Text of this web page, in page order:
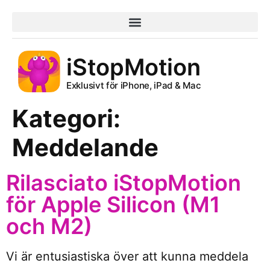
iStopMotion
Exklusivt för iPhone, iPad & Mac
Kategori:
Meddelande
Rilasciato iStopMotion
för Apple Silicon (M1
och M2)
Vi är entusiastiska över att kunna meddela